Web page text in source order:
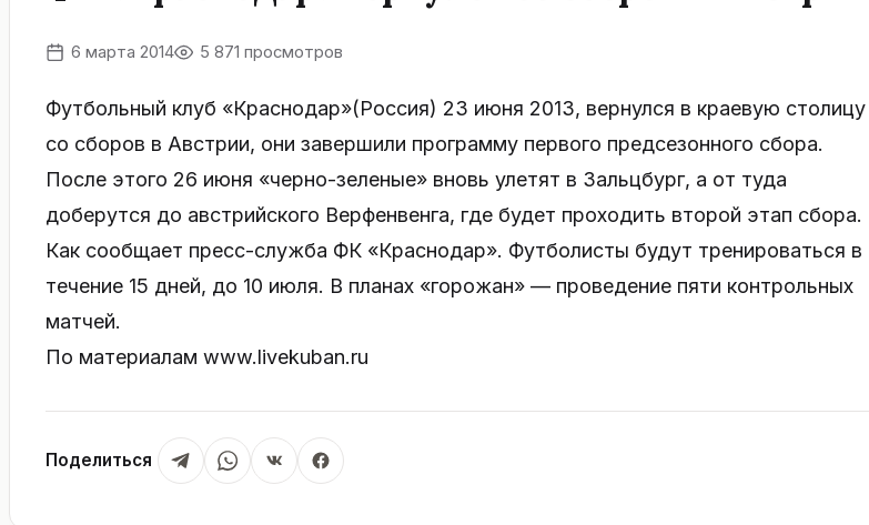
6 марта 2014 5 871 просмотров
Футбольный клуб «Краснодар»(Россия) 23 июня 2013, вернулся в краевую столицу
со сборов в Австрии, они завершили программу первого предсезонного сбора.
После этого 26 июня «черно-зеленые» вновь улетят в Зальцбург, а от туда
доберутся до австрийского Верфенвенга, где будет проходить второй этап сбора.
Как сообщает пресс-служба ФК «Краснодар». Футболисты будут тренироваться в
течение 15 дней, до 10 июля. В планах «горожан» — проведение пяти контрольных
матчей.
По материалам www.livekuban.ru
Поделиться